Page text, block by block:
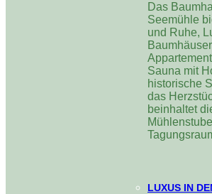
Das
Seemühle
und Ruhe,
Sauna mit
historische
das
beinhaltet
LUXUS IN